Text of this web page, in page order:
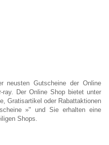
neusten Gutscheine der Online
Der Online Shop bietet unter
Gratisartikel oder Rabattaktionen
»" und Sie erhalten eine
Shops.